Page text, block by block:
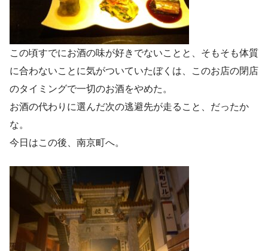
この頃すでにお酒の味が好きでないことと、そもそも体質
に合わないことに気がついていたぼくは、このお店の閉店
のタイミングで一切のお酒をやめた。
お酒の代わりに選んだ次の逃避先が走ること、だったか
な。
今日はこの後、南京町へ。